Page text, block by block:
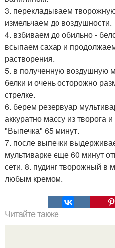
3. перекладываем
измельчаем до воздушности.
4. взбиваем до обильно -
всыпаем сахар и
растворения.
5. в полученную воздушную
белки и очень осторожно
стрелке.
6. берем резервуар
аккуратно массу из творога
"Выпечка" 65 минут.
7. после выпечки
мультиварке еще 60 минут
сети. 8. пудинг творожный в
любым кремом.
Читайте также